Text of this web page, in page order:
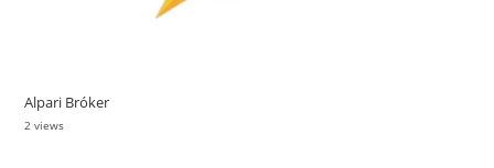
Alpari Bróker
2 views